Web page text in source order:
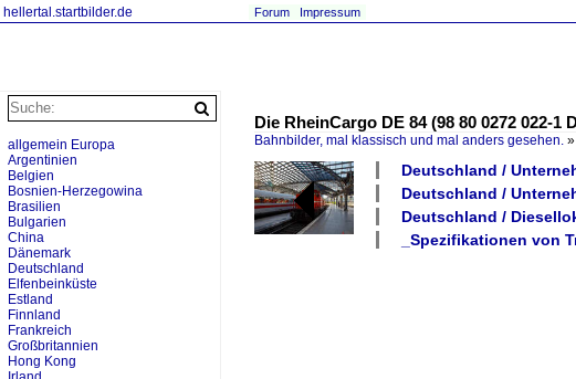
hellertal.startbilder.de Forum Impressum
Die RheinCargo DE 84 (98 80 0272 022-
Bahnbilder, mal klassisch und mal anders gesehen. »
Deutschland /
Deutschland /
Deutschland /
_Spezifikationen von
allgemein Europa
Argentinien
Belgien
Bosnien-Herzegowina
Brasilien
Bulgarien
China
Dänemark
Deutschland
Elfenbeinküste
Estland
Finnland
Frankreich
Großbritannien
Hong Kong